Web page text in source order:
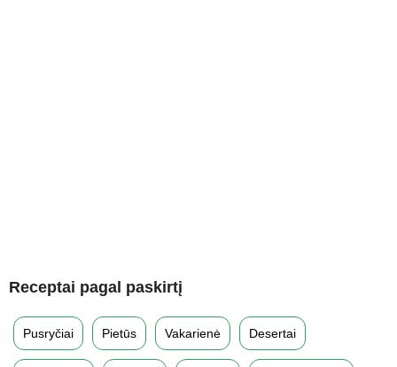
Receptai pagal paskirtį
Pusryčiai Pietūs Vakarienė Desertai